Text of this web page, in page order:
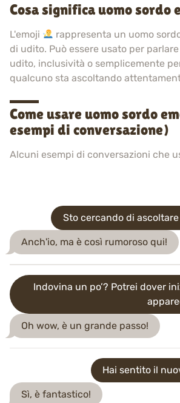
Cosa significa uomo sordo
L'emoji
rappresenta un uomo
di udito. Può essere usato per
udito, inclusività o semplicemente
qualcuno sta ascoltando
Come usare uomo sordo
esempi di conversazione)
Alcuni esempi di conversazioni che
Sto cercando di
Anch'io, ma è così rumoroso qui!
Indovina un po’? Potrei dover
Oh wow, è un grande passo!
Hai sentito il
Sì, è fantastico!